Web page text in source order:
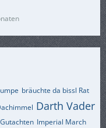
bräuchte da bissl Rat
Darth Vader
Gutachten Imperial March